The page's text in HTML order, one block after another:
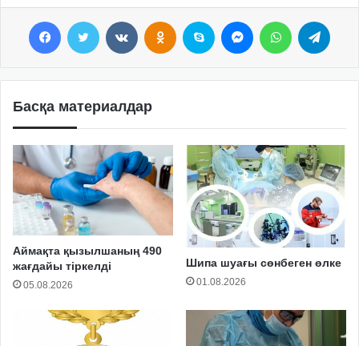
Басқа материалдар
Аймақта қызылшаның 490
жағдайы тіркелді
05.08.2026
Шипа шуағы сөнбеген өлке
01.08.2026